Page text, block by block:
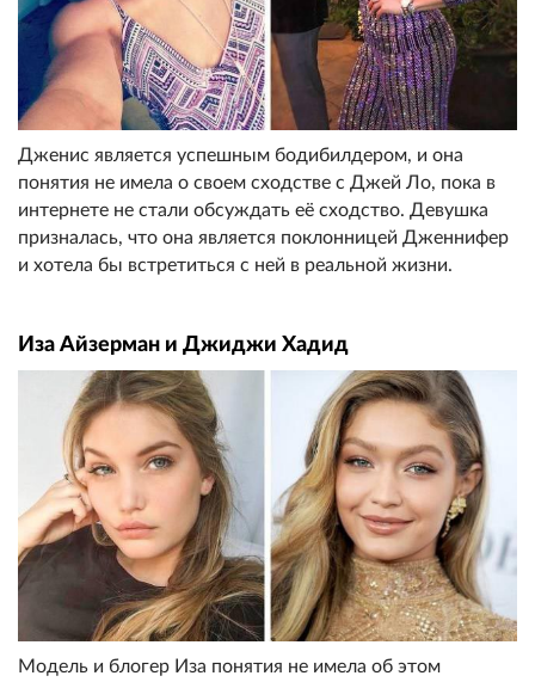
Дженис является успешным бодибилдером, и она
понятия не имела о своем сходстве с Джей Ло, пока в
интернете не стали обсуждать её сходство. Девушка
призналась, что она является поклонницей Дженнифер
и хотела бы встретиться с ней в реальной жизни.
Иза Айзерман и Джиджи Хадид
Модель и блогер Иза понятия не имела об этом